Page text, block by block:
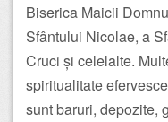
Biserica Maicii
Sfântului Nicolae, a
Cruci și celelalte.
spiritualitate
sunt baruri, depozite,